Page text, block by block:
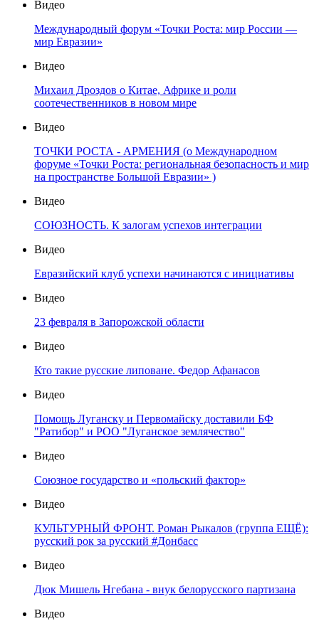
Видео
Международный форум «Точки Роста: мир России —
мир Евразии»
Видео
Михаил Дроздов о Китае, Африке и роли
соотечественников в новом мире
Видео
ТОЧКИ РОСТА - АРМЕНИЯ (о Международном
форуме «Точки Роста: региональная безопасность и мир
на пространстве Большой Евразии» )
Видео
СОЮЗНОСТЬ. К залогам успехов интеграции
Видео
Евразийский клуб успехи начинаются с инициативы
Видео
23 февраля в Запорожской области
Видео
Кто такие русские липоване. Федор Афанасов
Видео
Помощь Луганску и Первомайску доставили БФ
"Ратибор" и РОО "Луганское землячество"
Видео
Союзное государство и «польский фактор»
Видео
КУЛЬТУРНЫЙ ФРОНТ. Роман Рыкалов (группа ЕЩЁ):
русский рок за русский #Донбасс
Видео
Дюк Мишель Нгебана - внук белорусского партизана
Видео